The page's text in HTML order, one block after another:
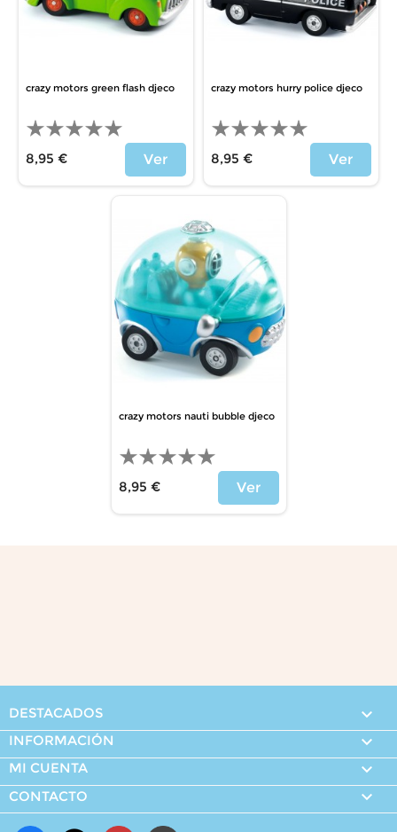
crazy motors green flash djeco
8,95 €
Ver
crazy motors hurry police djeco
8,95 €
Ver
crazy motors nauti bubble djeco
8,95 €
Ver
DESTACADOS 
INFORMACIÓN 
MI CUENTA 
CONTACTO 